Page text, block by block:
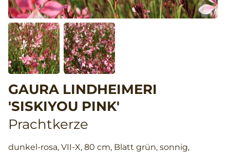
GAURA LINDHEIMERI
'SISKIYOU PINK'
Prachtkerze
dunkel-rosa, VII-X, 80 cm, Blatt grün, sonnig,